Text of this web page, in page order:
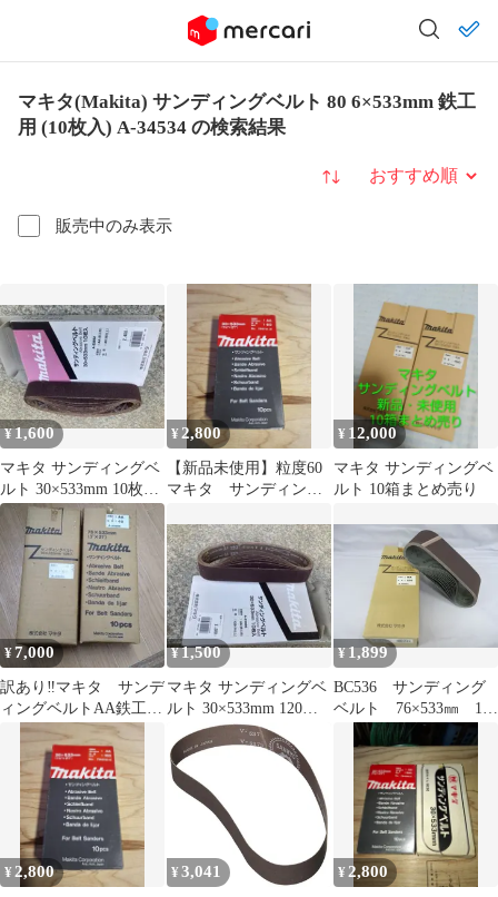
マキタ(Makita) サンディングベルト 80 6×533mm 鉄工
用 (10枚入) A-34534 の検索結果
販売中のみ表示
並び替え
¥1,600
マキタ サンディングベ
ルト 30×533mm 10枚入
A-23852
¥ 2,800
【新品未使用】粒度60
マキタ サンディング
¥ 12,000
マキタ サンディングベ
ルト 10箱まとめ売り
¥7,000
訳あり‼️マキタ サンデ
ィングベルトAA鉄工用
2サイズ 10枚入×2箱セ
¥1,500
マキタ サンディングベ
ルト 30×533mm 120番 9
枚入(新品未使用品
¥1,899
BC536 サンディング
ベルト 76×533㎜ 10
枚入り 研磨 木工
用 粒度150 A-32524
¥2,800 ¥ 3,041 ¥2,800